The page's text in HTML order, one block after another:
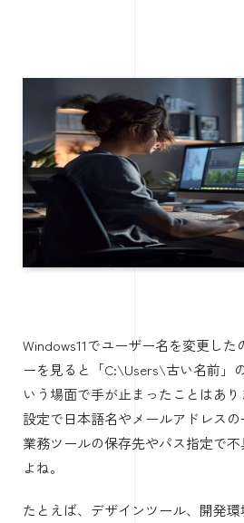
Windows11でユーザー名を変更し
ーを見ると「C:\Users\古い名前」
いう場面で手が止まったことはあ
設定で日本語名やメールアドレスの
業務ツールの保存先やパス指定で
よね。
たとえば、デザインツール、開発